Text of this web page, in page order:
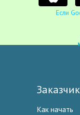
Если
Как начать